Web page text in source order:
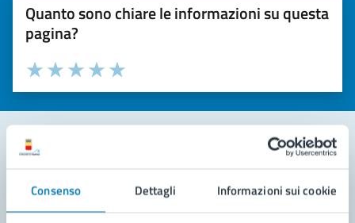
Consenso Dettagli Informazioni sui cookie
Quanto sono chiare le informazioni su questa
pagina?
Valuta la chiarezza delle informazioni (da 1 a 5 stelle)
Seleziona il numero di stelle per valutare la chiarezza delle
Valuta 5 stelle su 5
Valuta 4 stelle su 5
Valuta 3 stelle su 5
Valuta 2 stelle su 5
Valuta 1 stelle su 5
Leggi le domande frequenti